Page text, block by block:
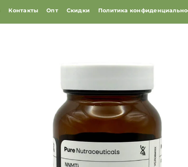
Контакты Опт Скидки Политика